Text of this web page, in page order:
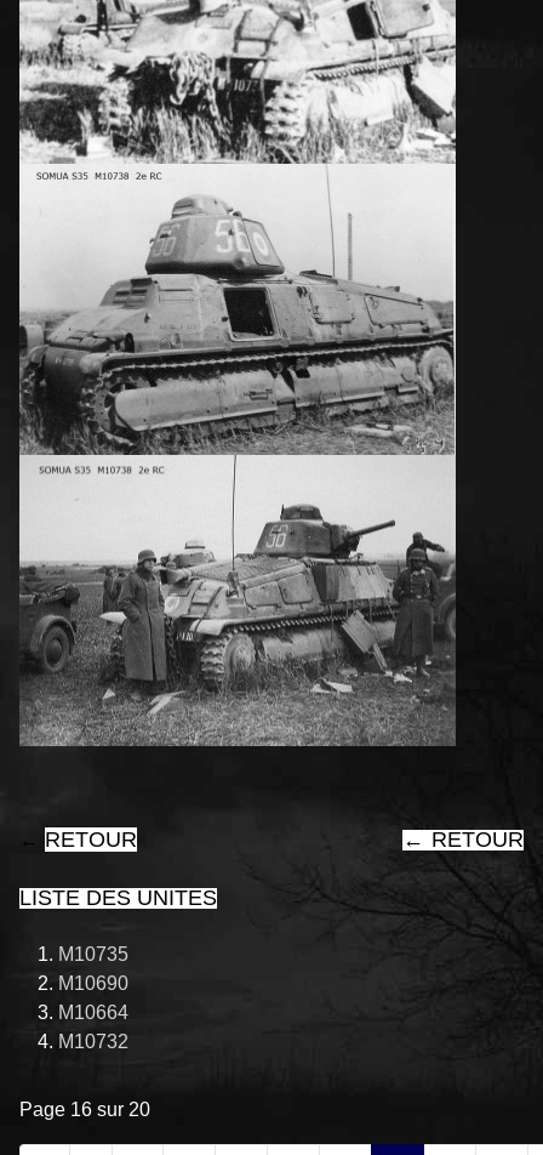
← RETOUR ← RETOUR
LISTE DES UNITES
M10735
M10690
M10664
M10732
Page 16 sur 20